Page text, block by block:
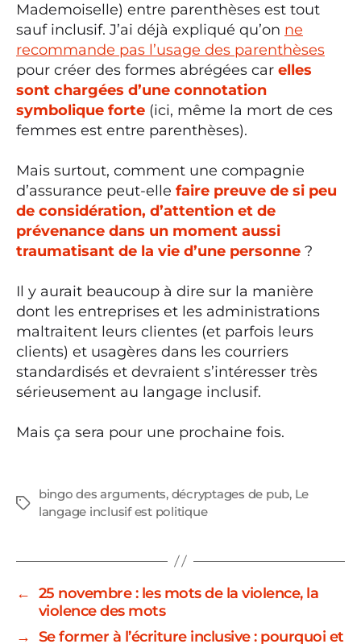
Mademoiselle) entre parenthèses est tout
sauf inclusif. J’ai déjà expliqué qu’on ne
recommande pas l’usage des parenthèses
pour créer des formes abrégées car elles
sont chargées d’une connotation
symbolique forte (ici, même la mort de ces
femmes est entre parenthèses).
Mais surtout, comment une compagnie
d’assurance peut-elle faire preuve de si peu
de considération, d’attention et de
prévenance dans un moment aussi
traumatisant de la vie d’une personne ?
Il y aurait beaucoup à dire sur la manière
dont les entreprises et les administrations
maltraitent leurs clientes (et parfois leurs
clients) et usagères dans les courriers
standardisés et devraient s’intéresser très
sérieusement au langage inclusif.
Mais ça sera pour une prochaine fois.
Étiquettes
bingo des arguments, décryptages de pub, Le
langage inclusif est politique
← 25 novembre : les mots de la violence, la
violence des mots
→ Se former à l’écriture inclusive : pourquoi et